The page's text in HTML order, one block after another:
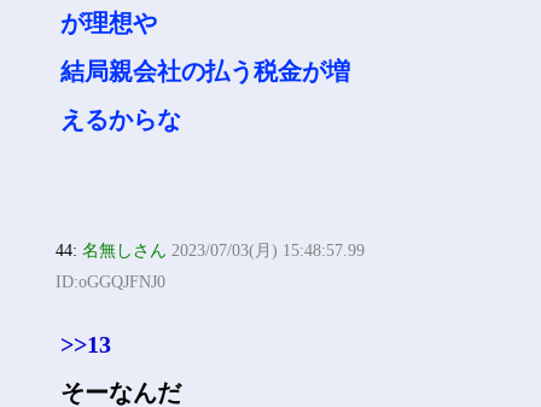
が理想や
結局親会社の払う税金が増
えるからな
44:名無しさん 2023/07/03(月) 15:48:57.99
ID:oGGQJFNJ0
>>13
そーなんだ